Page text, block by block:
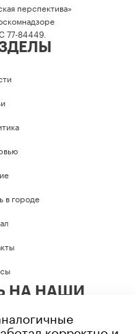
перспектива»
77-84449.
в городе
НА НАШИ